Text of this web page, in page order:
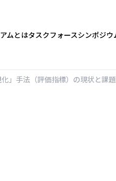
ムとはタスクフォースシンポジウ
」手法（評価指標）の現状と課